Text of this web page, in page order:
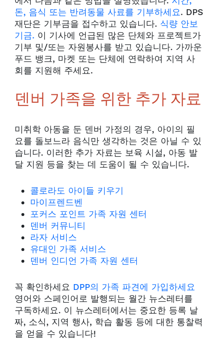
돈, 음식 또는 반려동물 사료를 기부하세요. DPS
재단은 기부금을 접수하고 있습니다. 식량 안보
기금. 이 기사에 언급된 많은 단체와 프로젝트가
기부 및/또는 자원봉사를 받고 있습니다. 가까운
푸드 뱅크, 마켓 또는 단체에 연락하여 지역 사
회를 지원해 주세요.
덴버 가족을 위한 추가 자료
미취학 아동을 둔 덴버 가정의 경우, 아이의 필
요를 돌보느라 음식만 생각하는 것은 아닐 수 있
습니다. 이러한 추가 자료는 보육 시설, 아동 발
달 지원 등을 찾는 데 도움이 될 수 있습니다.
콜로라도 아이들 키우기
마이프렌드벤
포커스 포인트 가족 자원 센터
덴버 커뮤니티
라자 서비스
유대인 가족 서비스
덴버 인디언 가족 자원 센터
꼭 확인하세요 DPP의 가족 파견에 가입하세요
영어와 스페인어로 발행되는 월간 뉴스레터를
구독하세요. 이 뉴스레터에서는 중요한 등록 날
짜, 소식, 지역 행사, 학습 활동 등에 대한 통찰력
을 얻을 수 있습니다!